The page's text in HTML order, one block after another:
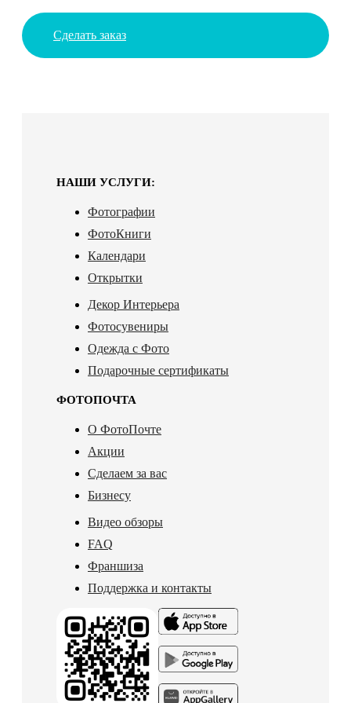
Сделать заказ
НАШИ УСЛУГИ:
Фотографии
ФотоКниги
Календари
Открытки
Декор Интерьера
Фотосувениры
Одежда с Фото
Подарочные сертификаты
ФОТОПОЧТА
О ФотоПочте
Акции
Сделаем за вас
Бизнесу
Видео обзоры
FAQ
Франшиза
Поддержка и контакты